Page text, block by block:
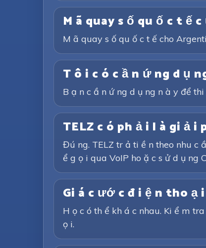
M ã quay s ố qu ố c t ế
M ã quay s ố qu ố c t ế cho
T ô i c ó c ầ n ứ ng d ụ
B ạ n c ầ n ứ ng d ụ ng n à y để
TELZ c ó ph ả i l à gi ả
Đú ng. TELZ tr ả ti ề n theo nhu c
ể g ọ i qua VoIP ho ặ c s ử d ụ ng
Gi á c ướ c đ i ệ n tho ạ
H ọ c ó th ể kh á c nhau. Ki ể m
ọ i.